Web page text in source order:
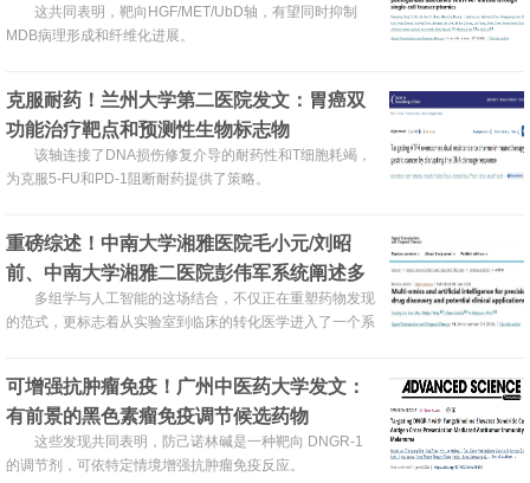
小体形成与肝纤维化进展的核心机制
这共同表明，靶向HGF/MET/UbD轴，有望同时抑制
MDB病理形成和纤维化进展。
克服耐药！兰州大学第二医院发文：胃癌双
功能治疗靶点和预测性生物标志物
该轴连接了DNA损伤修复介导的耐药性和T细胞耗竭，
为克服5-FU和PD-1阻断耐药提供了策略。
重磅综述！中南大学湘雅医院毛小元/刘昭
前、中南大学湘雅二医院彭伟军系统阐述多
组学与人工智能的融合开启药物研发新纪元
多组学与人工智能的这场结合，不仅正在重塑药物发现
的范式，更标志着从实验室到临床的转化医学进入了一个系
可增强抗肿瘤免疫！广州中医药大学发文：
有前景的黑色素瘤免疫调节候选药物
这些发现共同表明，防己诺林碱是一种靶向 DNGR-1
的调节剂，可依特定情境增强抗肿瘤免疫反应。